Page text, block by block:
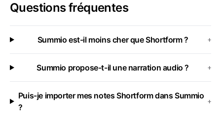
Questions fréquentes
Summio est-il moins cher que Shortform ? +
Summio propose-t-il une narration audio ? +
Puis-je importer mes notes Shortform dans Summio
?
+